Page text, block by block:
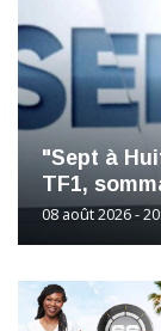
"Sept à
TF1,
08 août 2026 -